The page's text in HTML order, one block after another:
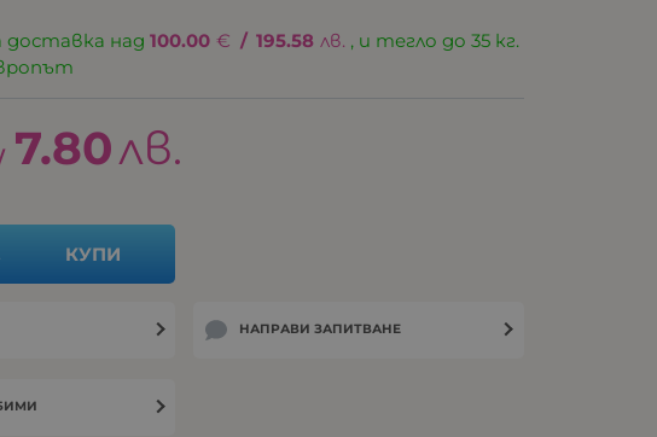
доставка над100.00 € / 195.58 лв. , и тегло до 35 кг.
7.80лв.
КУПИ
НАПРАВИ ЗАПИТВАНЕ